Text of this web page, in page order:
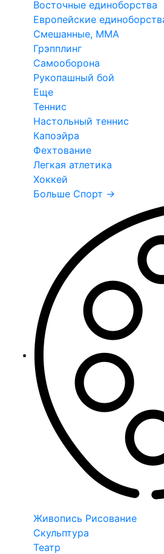
Восточные единоборства
Европейские
Смешанные, ММА
Грэпплинг
Самооборона
Рукопашный бой
Еще
Теннис
Настольный теннис
Капоэйра
Фехтование
Легкая атлетика
Хоккей
Больше Спорт →
Живопись Рисование
Скульптура
Театр